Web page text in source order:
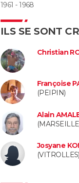
1961 - 1968
ILS SE SONT
Christian
Françoise
(PEIPIN)
Alain
Josyane
(VITROLLES)